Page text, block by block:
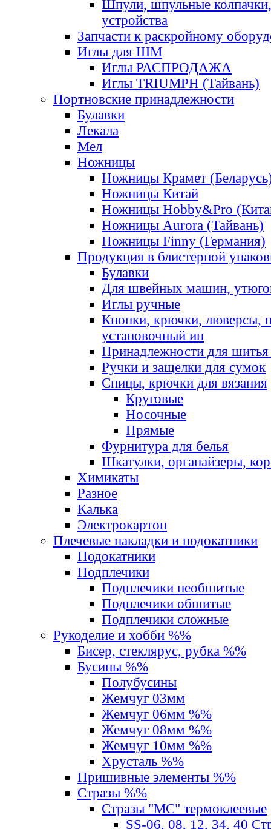
Шпули, шпульные
устройства
Запчасти к раскройному
Иглы для ШМ
Иглы РАСПРОДАЖА
Иглы TRIUMPH (Тайвань)
Портновские принадлежности
Булавки
Лекала
Мел
Ножницы
Ножницы Крамет
Ножницы Китай
Ножницы Hobby&Pro
Ножницы Aurora (Тайвань)
Ножницы Finny (Германия)
Продукция в блистерной
Булавки
Для швейных машин,
Иглы ручные
Кнопки, крючки, люверсы,
установочный ин
Принадлежности для шитья
Ручки и защелки для сумок
Спицы, крючки для вязания
Круговые
Носочные
Прямые
Фурнитура для белья
Шкатулки, органайзеры,
Химикаты
Разное
Калька
Электрокартон
Плечевые накладки и подокатники
Подокатники
Подплечики
Подплечики необшитые
Подплечики обшитые
Подплечики сложные
Рукоделие и хобби %%
Бисер, стеклярус, рубка %%
Бусины %%
Полубусины
Жемчуг 03мм
Жемчуг 06мм %%
Жемчуг 08мм %%
Жемчуг 10мм %%
Хрусталь %%
Пришивные элементы %%
Стразы %%
Стразы "MС" термоклеевые
SS-06, 08, 12, 34, 40